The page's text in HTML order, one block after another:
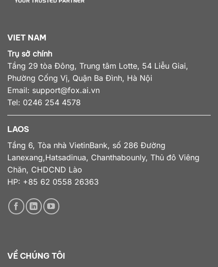
VIET NAM
Trụ sở chính
Tầng 29 tòa Đông, Trung tâm Lotte, 54 Liễu Giai,
Phường Cống Vị, Quận Ba Đình, Hà Nội
Email: support@fox.ai.vn
Tel: 0246 254 4578
LAOS
Tầng 6, Tòa nhà VietinBank, số 286 Đường
Lanexang,Hatsadinua, Chanthabounly, Thủ đô Viêng
Chăn, CHDCND Lào
HP: +85 62 0558 26363
VỀ CHÚNG TÔI